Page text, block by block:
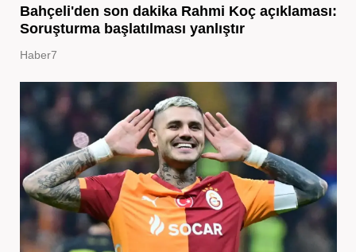
Bahçeli'den son dakika Rahmi Koç açıklaması:
Soruşturma başlatılması yanlıştır
Haber7